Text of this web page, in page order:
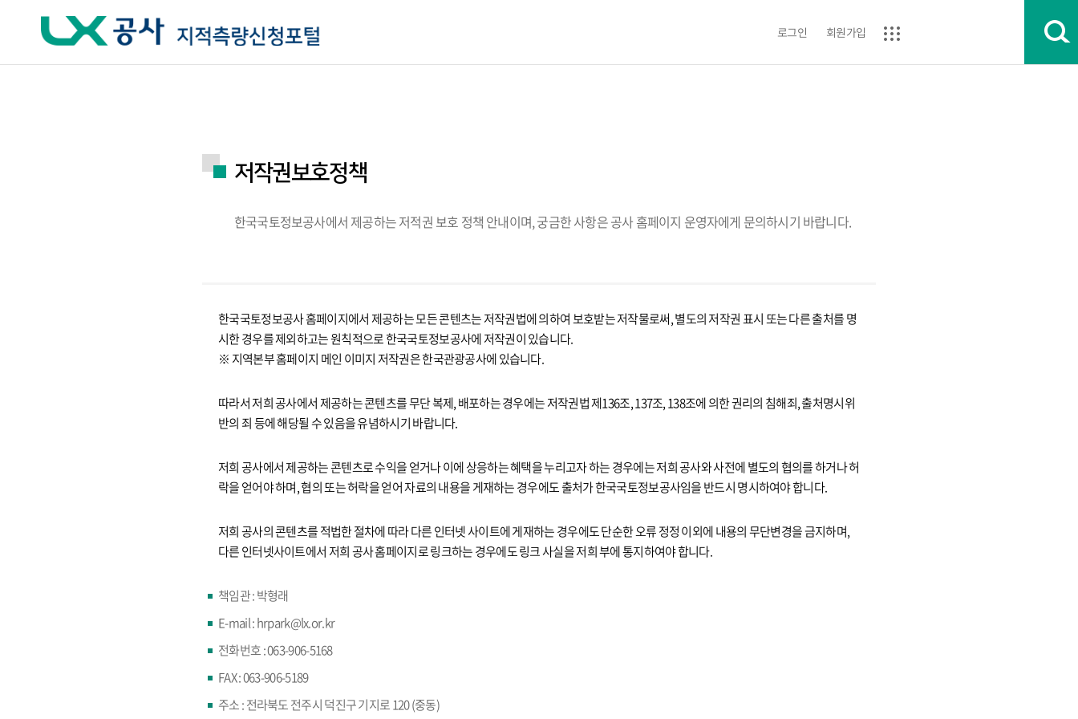
로그인 회원가입
저작권보호정책
한국국토정보공사에서 제공하는 저적권 보호 정책 안내이며, 궁금한 사항은 공사 홈페이지 운영자에게 문의하시기 바랍니다.
한국국토정보공사 홈페이지에서 제공하는 모든 콘텐츠는 저작권법에 의하여 보호받는 저작물로써, 별도의 저작권 표시 또는 다른 출처를 명
시한 경우를 제외하고는 원칙적으로 한국국토정보공사에 저작권이 있습니다.
※ 지역본부 홈페이지 메인 이미지 저작권은 한국관광공사에 있습니다.
따라서 저희 공사에서 제공하는 콘텐츠를 무단 복제, 배포하는 경우에는 저작권법 제136조, 137조, 138조에 의한 권리의 침해죄, 출처명시위
반의 죄 등에 해당될 수 있음을 유념하시기 바랍니다.
저희 공사에서 제공하는 콘텐츠로 수익을 얻거나 이에 상응하는 혜택을 누리고자 하는 경우에는 저희 공사와 사전에 별도의 협의를 하거나 허
락을 얻어야 하며, 협의 또는 허락을 얻어 자료의 내용을 게재하는 경우에도 출처가 한국국토정보공사임을 반드시 명시하여야 합니다.
저희 공사의 콘텐츠를 적법한 절차에 따라 다른 인터넷 사이트에 게재하는 경우에도 단순한 오류 정정 이외에 내용의 무단변경을 금지하며,
다른 인터넷사이트에서 저희 공사 홈페이지로 링크하는 경우에도 링크 사실을 저희 부에 통지하여야 합니다.
책임관 : 박형래
E-mail : hrpark@lx.or.kr
전화번호 : 063-906-5168
FAX : 063-906-5189
주소 : 전라북도 전주시 덕진구 기지로 120 (중동)